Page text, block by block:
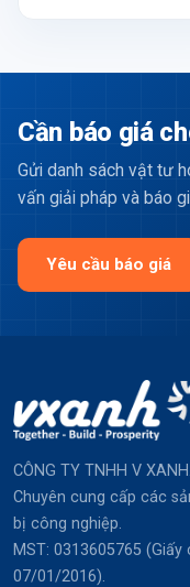
Cần báo giá
Gửi danh sách vật tư
vấn giải pháp và báo
Yêu cầu báo giá
CÔNG TY TNHH V XANH.
Chuyên cung cấp các
bị công nghiệp.
MST: 0313605765
07/01/2016).